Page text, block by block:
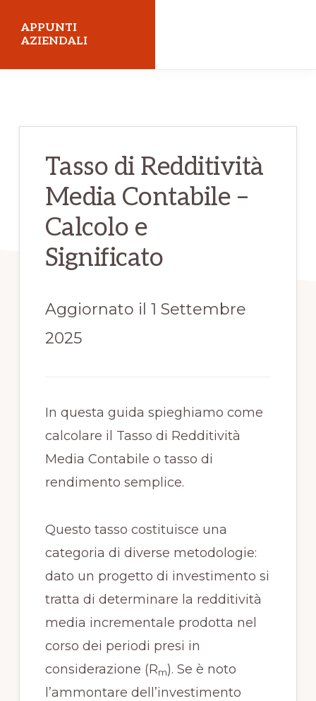
APPUNTI
AZIENDALI
Tasso di Redditività
Media Contabile –
Calcolo e
Significato
Aggiornato il 1 Settembre
2025
In questa guida spieghiamo come
calcolare il Tasso di Redditività
Media Contabile o tasso di
rendimento semplice.
Questo tasso costituisce una
categoria di diverse metodologie:
dato un progetto di investimento si
tratta di determinare la redditività
media incrementale prodotta nel
corso dei periodi presi in
considerazione (Rm). Se è noto
l’ammontare dell’investimento